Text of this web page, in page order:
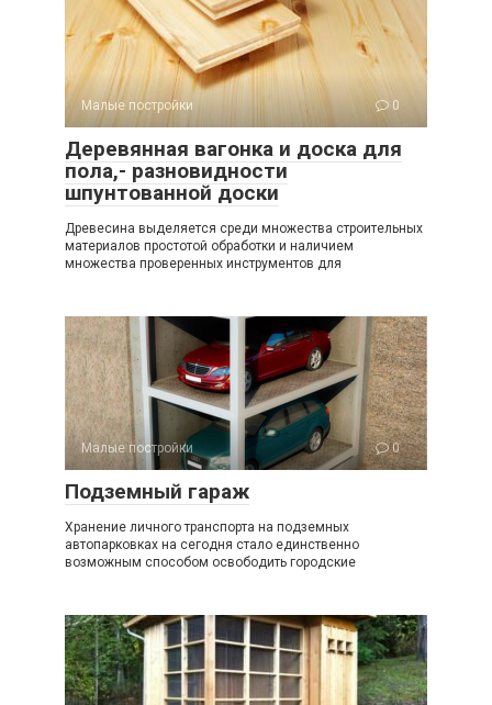
Малые постройки 0
Деревянная вагонка и доска для
пола,- разновидности
шпунтованной доски
Древесина выделяется среди множества строительных
материалов простотой обработки и наличием
множества проверенных инструментов для
Малые постройки 0
Подземный гараж
Хранение личного транспорта на подземных
автопарковках на сегодня стало единственно
возможным способом освободить городские